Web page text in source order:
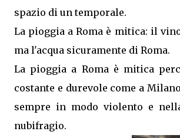
spazio di un temporale.
La pioggia a Roma è mitica: il
ma l'acqua sicuramente di Roma.
La pioggia a Roma è mitica
costante e durevole come a
sempre in modo violento e
nubifragio.